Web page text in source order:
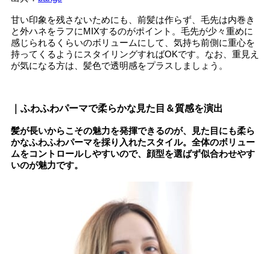
甘い印象を残さないためにも、前髪は作らず、毛先は内巻き
と外ハネをラフにMIXするのがポイント。毛先が少々重めに
感じられるくらいのボリュームにして、気持ち前側に重心を
持ってくるようにスタイリングすればOKです。なお、重見え
が気になる方は、髪色で透明感をプラスしましょう。
｜ふわふわパーマで柔らかな見た目＆質感を演出
髪が長いからこその魅力を発揮できるのが、見た目にも柔ら
かなふわふわパーマを採り入れたスタイル。全体のボリュー
ムをコントロールしやすいので、顔型を選ばず似合わせやす
いのが魅力です。